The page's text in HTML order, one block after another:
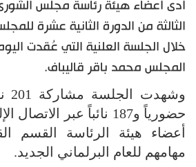
أدى أعضاء هيئة رئاسة مجلس
الثالثة من الدورة الثانية عشرة
خلال الجلسة العلنية التي عُقدت
المجلس محمد باقر قاليباف.
حضورياً و187 نائباً عبر
أعضاء هيئة الرئاسة القسم
مهامهم للعام البرلماني الجديد.